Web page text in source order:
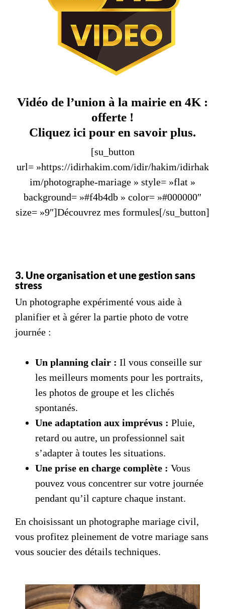
Vidéo de l’union à la mairie en 4K :
offerte !
Cliquez ici pour en savoir plus.
[su_button
url= »https://idirhakim.com/idir/hakim/idirhak
im/photographe-mariage » style= »flat »
background= »#f4b4db » color= »#000000″
size= »9″]Découvrez mes formules[/su_button]
3. Une organisation et une gestion sans
stress
Un photographe expérimenté vous aide à
planifier et à gérer la partie photo de votre
journée :
Un planning clair : Il vous conseille sur
les meilleurs moments pour les portraits,
les photos de groupe et les clichés
spontanés.
Une adaptation aux imprévus : Pluie,
retard ou autre, un professionnel sait
s’adapter à toutes les situations.
Une prise en charge complète : Vous
pouvez vous concentrer sur votre journée
pendant qu’il capture chaque instant.
En choisissant un photographe mariage civil,
vous profitez pleinement de votre mariage sans
vous soucier des détails techniques.